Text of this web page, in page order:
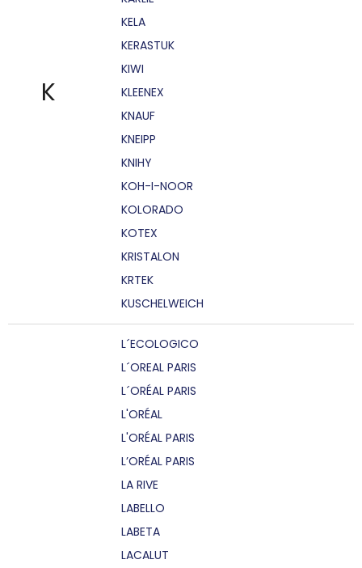
K
KELA
KERASTUK
KIWI
KLEENEX
KNAUF
KNEIPP
KNIHY
KOH-I-NOOR
KOLORADO
KOTEX
KRISTALON
KRTEK
KUSCHELWEICH
L´ECOLOGICO
L´OREAL PARIS
L´ORÉAL PARIS
L'ORÉAL
L'ORÉAL PARIS
L’ORÉAL PARIS
LA RIVE
LABELLO
LABETA
LACALUT